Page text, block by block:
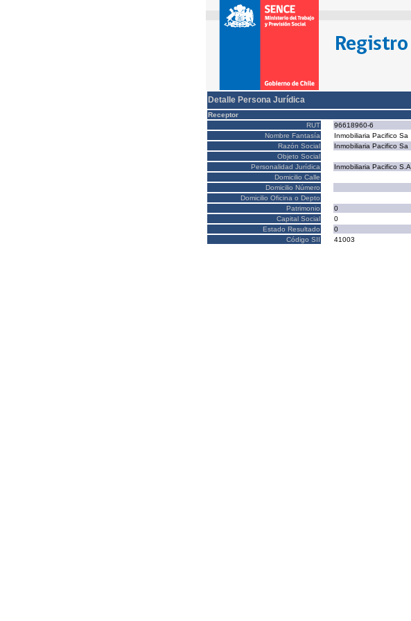
Detalle Persona Jurídica
Receptor
RUT
96618960-6
Nombre Fantasía
Inmobiliaria Pacifico Sa
Razón Social
Inmobiliaria Pacifico Sa
Objeto Social
Personalidad Jurídica
Inmobiliaria Pacifico S.A.
Domicilio Calle
Domicilio Número
Domicilio Oficina o Depto
Patrimonio
0
Capital Social
0
Estado Resultado
0
Código SII
41003